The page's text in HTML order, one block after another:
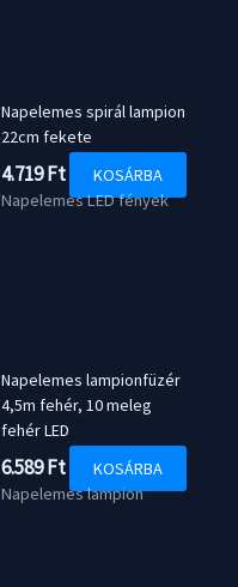
Napelemes spirál lampion
22cm fekete
4.719Ft
KOSÁRBA
Napelemes LED fények
Napelemes lampionfüzér
4,5m fehér, 10 meleg
fehér LED
6.589Ft
KOSÁRBA
Napelemes lampion